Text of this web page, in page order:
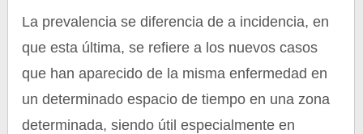
La prevalencia se diferencia de a incidencia, en
que esta última, se refiere a los nuevos casos
que han aparecido de la misma enfermedad en
un determinado espacio de tiempo en una zona
determinada, siendo útil especialmente en